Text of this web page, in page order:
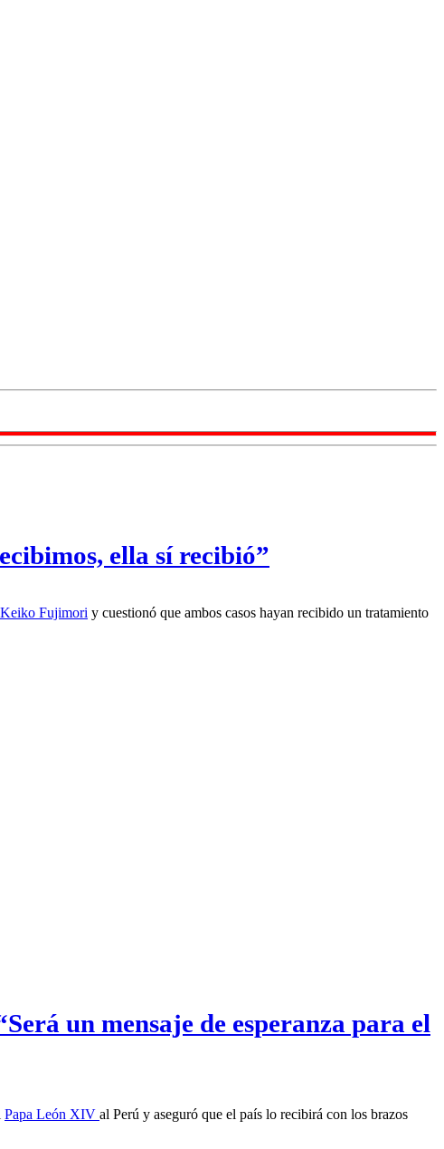
ella sí recibió”
Keiko Fujimori y cuestionó que ambos casos hayan recibido un tratamiento
un mensaje de esperanza para el
Papa León XIV al Perú y aseguró que el país lo recibirá con los brazos